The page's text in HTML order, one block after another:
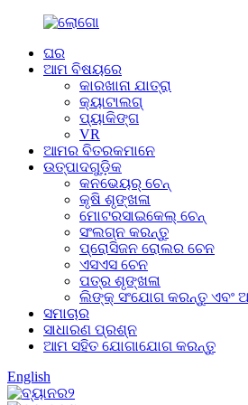
ଘର
ଆମ ବିଷୟରେ
କାରଖାନା ଯାତ୍ରା
କ୍ୟାଟାଲଗ୍
ପ୍ୟାକିଙ୍ଗ
VR
ଆମର ବିତରକମାନେ
ଉତ୍ପାଦଗୁଡ଼ିକ
କନଭେୟର୍ ଚେନ୍
କୃଷି ଶୃଙ୍ଖଳା
ମୋଟରସାଇକେଲ୍ ଚେନ୍
ସଂଲଗ୍ନ କରନ୍ତୁ
ପ୍ରୋସିଜନ ରୋଲର ଚେନ
ଏସଏସ ଚେନ
ପତ୍ର ଶୃଙ୍ଖଳା
ଲିଙ୍କ୍ ସଂଯୋଗ କରନ୍ତୁ ଏବଂ
ସମାଚାର
ସାଧାରଣ ପ୍ରଶ୍ନ
ଆମ ସହିତ ଯୋଗାଯୋଗ କରନ୍ତୁ
English